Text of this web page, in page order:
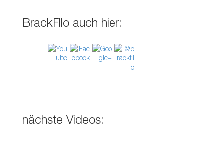
BrackFllo auch hier:
nächste Videos: